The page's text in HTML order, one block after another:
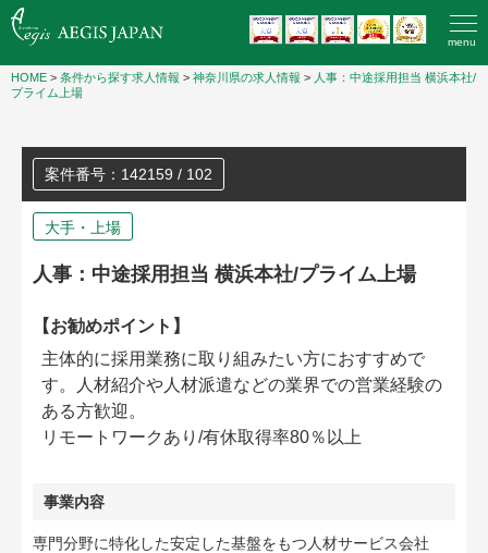
menu
HOME > 条件から探す求人情報 > 神奈川県の求人情報 > 人事：中途採用担当 横浜本社/
プライム上場
案件番号：142159 / 102
大手・上場
人事：中途採用担当 横浜本社/プライム上場
【お勧めポイント】
主体的に採用業務に取り組みたい方におすすめで
す。人材紹介や人材派遣などの業界での営業経験の
ある方歓迎。
リモートワークあり/有休取得率80％以上
事業内容
専門分野に特化した安定した基盤をもつ人材サービス会社